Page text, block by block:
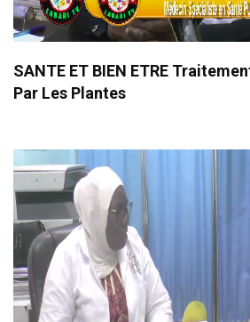
SANTE ET BIEN ETRE
Par Les Plantes